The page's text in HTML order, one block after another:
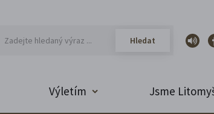
Výletím Jsme